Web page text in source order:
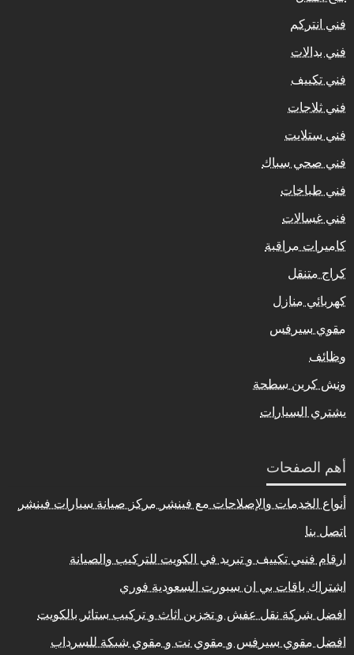
فني انتركم
فني بدالات
فني تكييف
فني ثلاجات
فني ستلايت
فني صحي سباك
فني طباخات
فني غسالات
كاميرات مراقبة
كراج متنقل
كهربائي منازل
مقوي سيرفس
وظائف
ونش كرين سطحة
يشتري السيارات
أهم الصفحات
أنواع الخدمات والإصلاحات مع فينشر مركز صيانة سيارات فينشر
اتصل بنا
ارقام فنيي تكييف و تبريد في الكويت للتركيب والصيانة
اشتراك باقات بي ان سبورت السعودية فوري
افضل شركة نقل عفش و تخزين اثاث و تركيب ستائر بالكويت
افضل مقوي سيرفس و مقوي نت و مقوي شبكة للسرداب